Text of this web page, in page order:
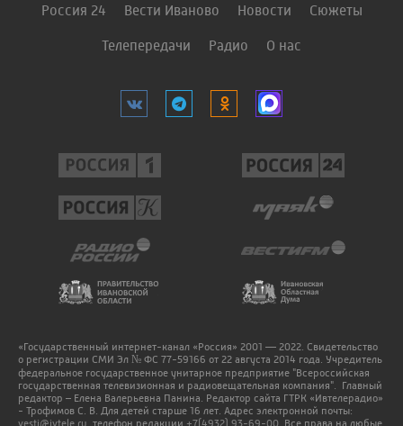
Россия 24 Вести Иваново Новости Сюжеты
Телепередачи Радио О нас
«Государственный интернет-канал «Россия» 2001 — 2022. Свидетельство
о регистрации СМИ Эл № ФС 77-59166 от 22 августа 2014 года. Учредитель
федеральное государственное унитарное предприятие "Всероссийская
государственная телевизионная и радиовещательная компания". Главный
редактор – Елена Валерьевна Панина. Редактор сайта ГТРК «Ивтелерадио»
- Трофимов С. В. Для детей старше 16 лет. Адрес электронной почты:
vesti@ivtele.ru , телефон редакции +7(4932) 93-69-00 . Все права на любые